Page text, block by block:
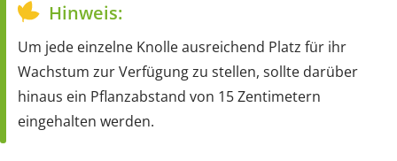
Hinweis:
Um jede einzelne Knolle ausreichend Platz für ihr
Wachstum zur Verfügung zu stellen, sollte darüber
hinaus ein Pflanzabstand von 15 Zentimetern
eingehalten werden.